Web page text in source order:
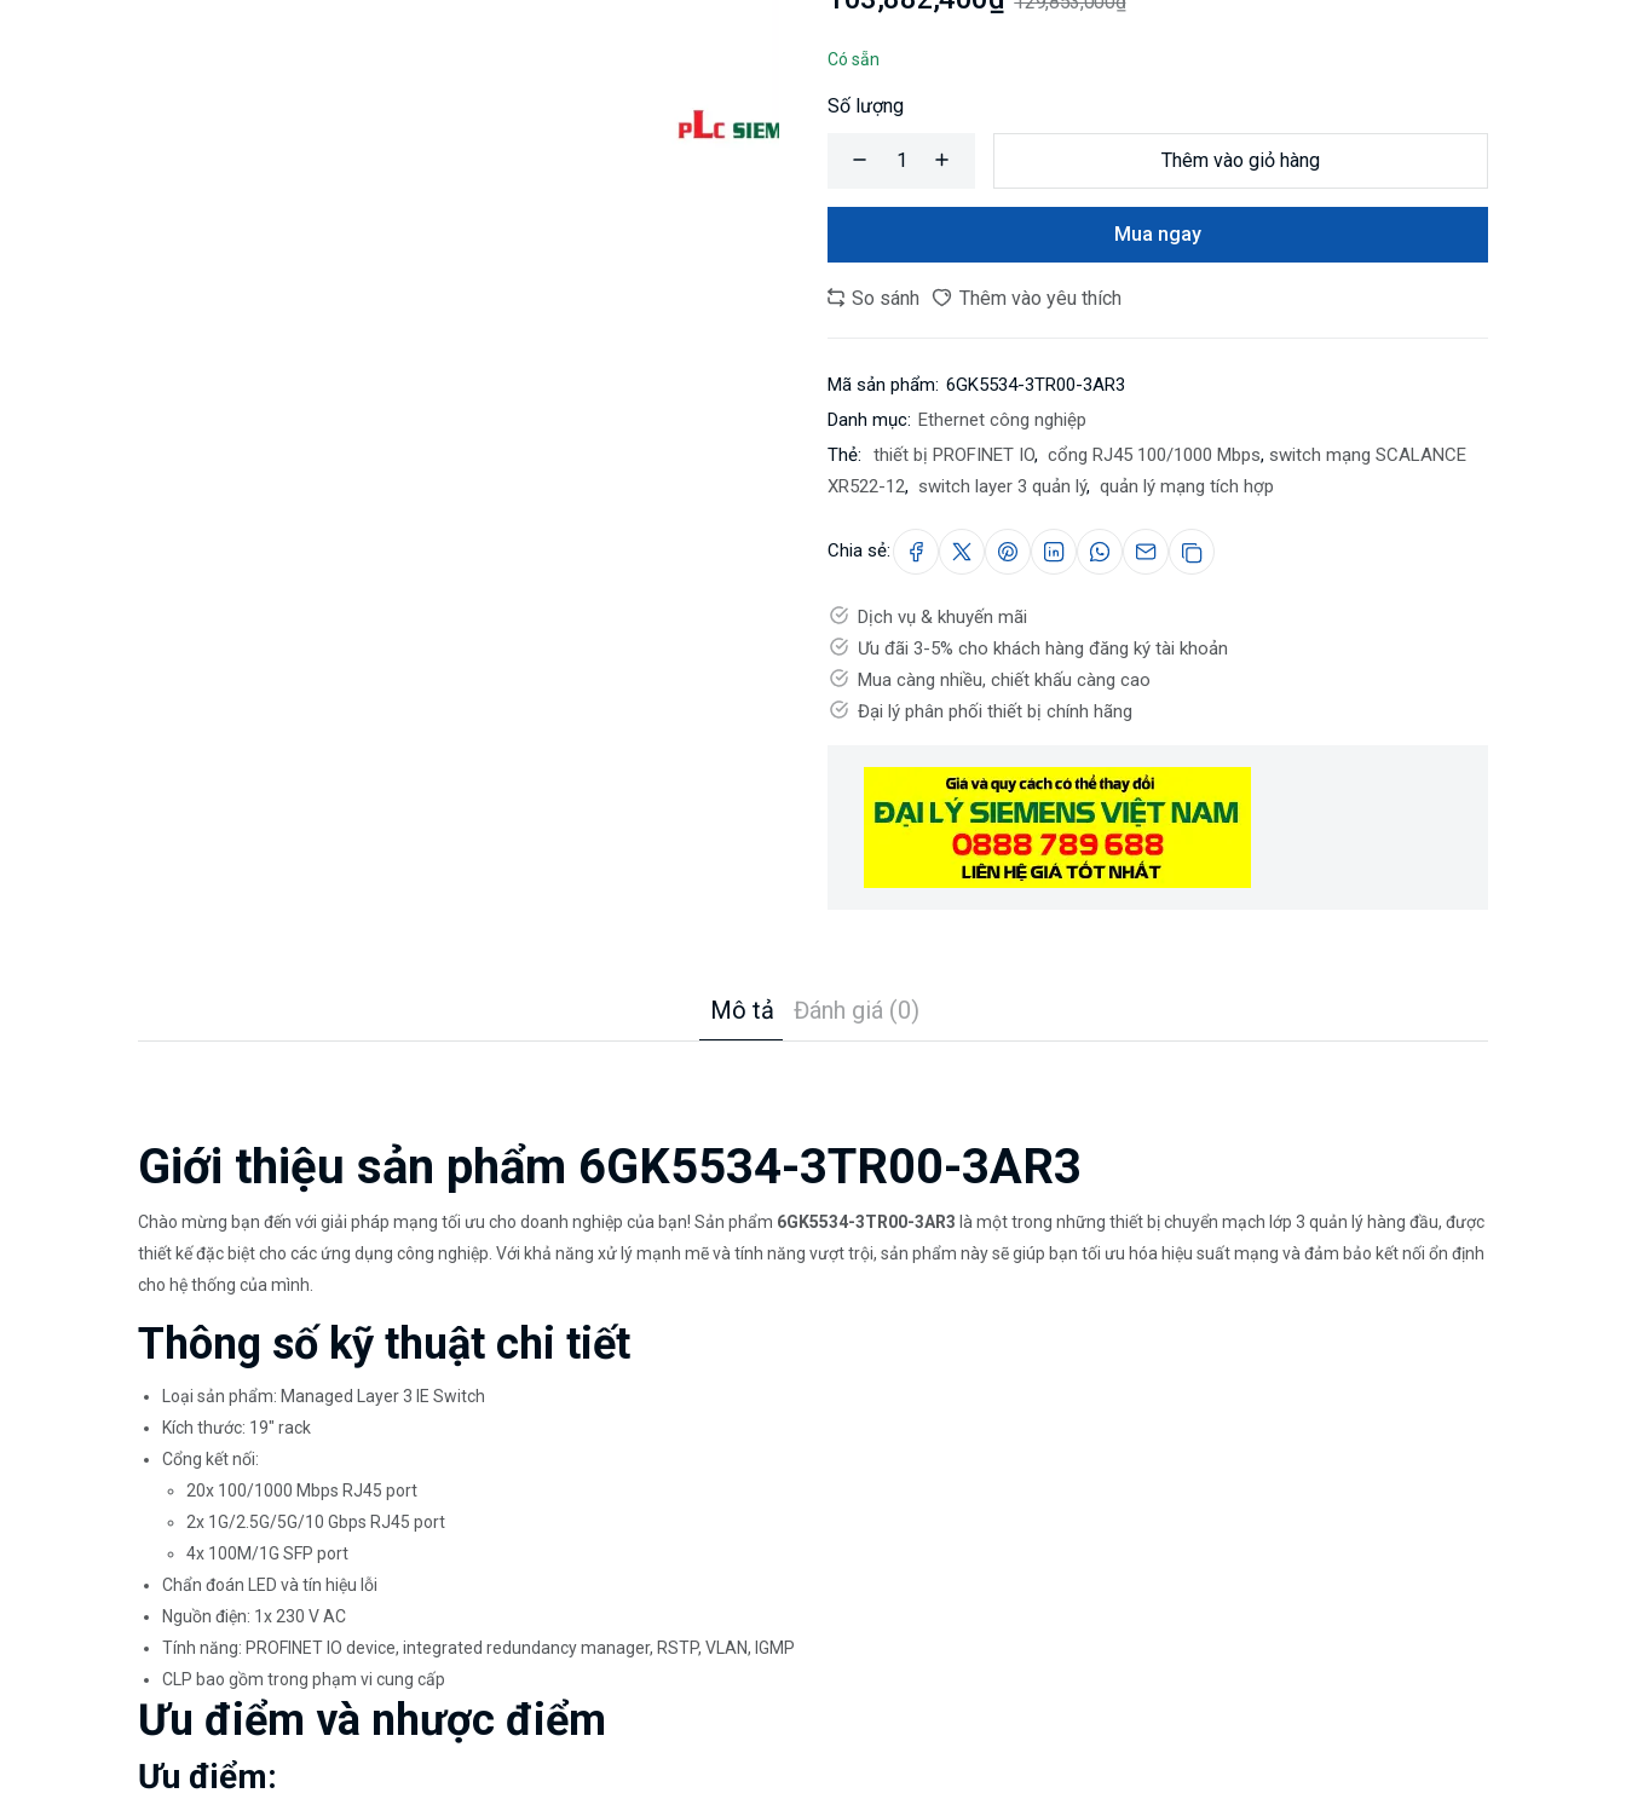
Có sẵn
Số lượng
Thêm vào giỏ hàng
Mua ngay
So sánh Thêm vào yêu thích
Mã sản phẩm: 6GK5534-3TR00-3AR3
Danh mục: Ethernet công nghiệp
Thẻ:
thiết bị PROFINET IO, cổng RJ45 100/1000 Mbps, switch mạng SCALANCE
XR522-12, switch layer 3 quản lý, quản lý mạng tích hợp
Chia sẻ:
Dịch vụ & khuyến mãi
Ưu đãi 3-5% cho khách hàng đăng ký tài khoản
Mua càng nhiều, chiết khấu càng cao
Đại lý phân phối thiết bị chính hãng
Mô tả Đánh giá (0)
Giới thiệu sản phẩm 6GK5534-3TR00-3AR3
Chào mừng bạn đến với giải pháp mạng tối ưu cho doanh nghiệp của bạn! Sản phẩm 6GK5534-3TR00-3AR3 là một trong những thiết bị chuyển mạch lớp 3 quản lý hàng đầu, được
thiết kế đặc biệt cho các ứng dụng công nghiệp. Với khả năng xử lý mạnh mẽ và tính năng vượt trội, sản phẩm này sẽ giúp bạn tối ưu hóa hiệu suất mạng và đảm bảo kết nối ổn định
cho hệ thống của mình.
Thông số kỹ thuật chi tiết
Loại sản phẩm: Managed Layer 3 IE Switch
Kích thước: 19" rack
Cổng kết nối:
20x 100/1000 Mbps RJ45 port
2x 1G/2.5G/5G/10 Gbps RJ45 port
4x 100M/1G SFP port
Chẩn đoán LED và tín hiệu lỗi
Nguồn điện: 1x 230 V AC
Tính năng: PROFINET IO device, integrated redundancy manager, RSTP, VLAN, IGMP
CLP bao gồm trong phạm vi cung cấp
Ưu điểm và nhược điểm
Ưu điểm: